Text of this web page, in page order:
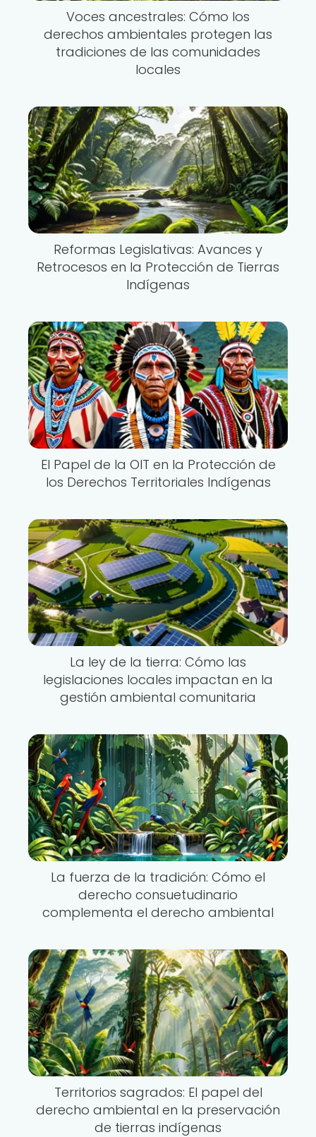
Voces ancestrales: Cómo los
derechos ambientales protegen las
tradiciones de las comunidades
locales
Reformas Legislativas: Avances y
Retrocesos en la Protección de Tierras
Indígenas
El Papel de la OIT en la Protección de
los Derechos Territoriales Indígenas
La ley de la tierra: Cómo las
legislaciones locales impactan en la
gestión ambiental comunitaria
La fuerza de la tradición: Cómo el
derecho consuetudinario
complementa el derecho ambiental
Territorios sagrados: El papel del
derecho ambiental en la preservación
de tierras indígenas